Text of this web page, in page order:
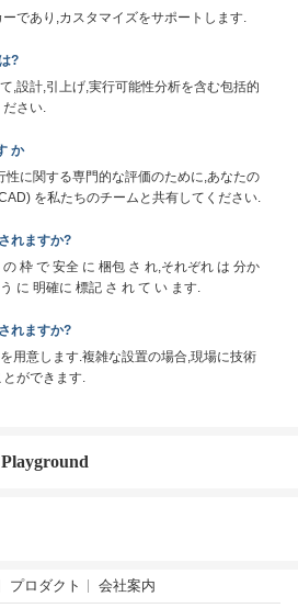
であり,カスタマイズをサポートします.
?
,設計,引上げ,実行可能性分析を含む包括的
さい.
か
性に関する専門的な評価のために,あなたの
を私たちのチームと共有してください.
れますか?
枠 で 安全 に 梱包 さ れ,それぞれ は 分か
に 明確に 標記 さ れ て い ます.
れますか?
用意します.複雑な設置の場合,現場に技術
ができます.
プロダクト 会社案内